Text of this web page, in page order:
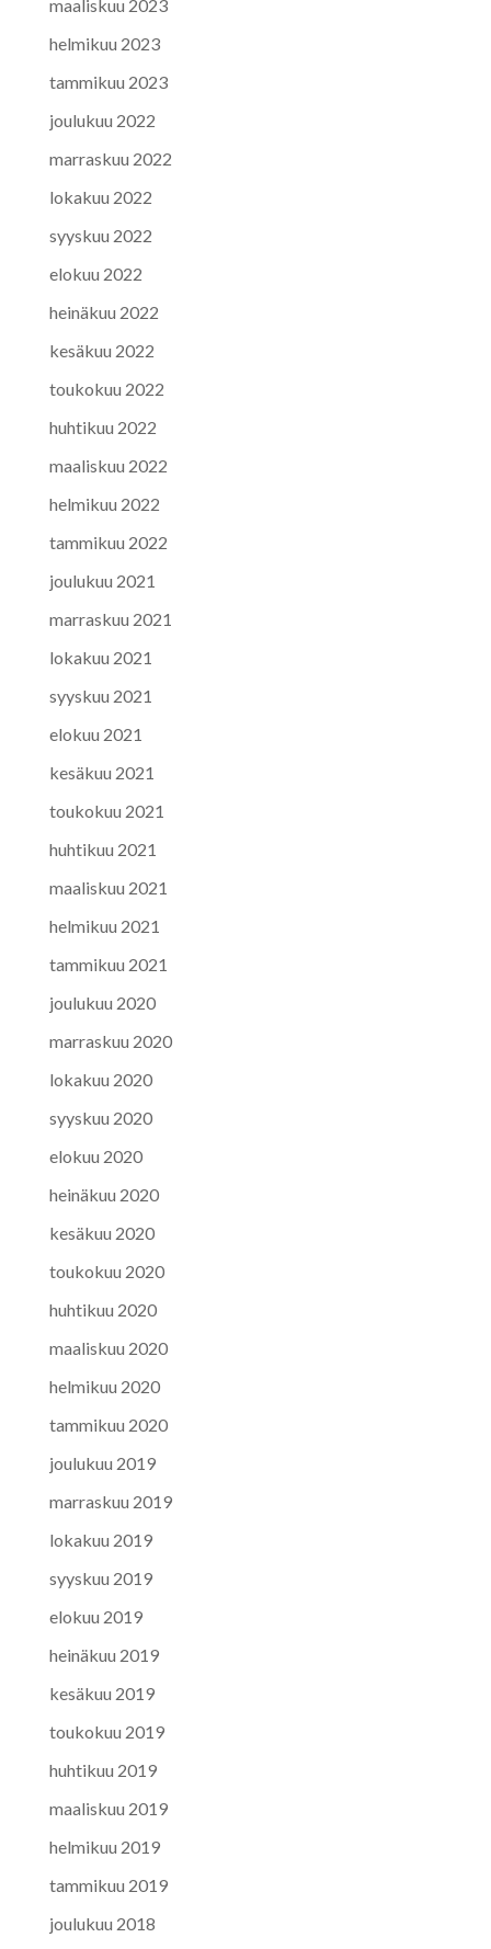
maaliskuu 2023
helmikuu 2023
tammikuu 2023
joulukuu 2022
marraskuu 2022
lokakuu 2022
syyskuu 2022
elokuu 2022
heinäkuu 2022
kesäkuu 2022
toukokuu 2022
huhtikuu 2022
maaliskuu 2022
helmikuu 2022
tammikuu 2022
joulukuu 2021
marraskuu 2021
lokakuu 2021
syyskuu 2021
elokuu 2021
kesäkuu 2021
toukokuu 2021
huhtikuu 2021
maaliskuu 2021
helmikuu 2021
tammikuu 2021
joulukuu 2020
marraskuu 2020
lokakuu 2020
syyskuu 2020
elokuu 2020
heinäkuu 2020
kesäkuu 2020
toukokuu 2020
huhtikuu 2020
maaliskuu 2020
helmikuu 2020
tammikuu 2020
joulukuu 2019
marraskuu 2019
lokakuu 2019
syyskuu 2019
elokuu 2019
heinäkuu 2019
kesäkuu 2019
toukokuu 2019
huhtikuu 2019
maaliskuu 2019
helmikuu 2019
tammikuu 2019
joulukuu 2018